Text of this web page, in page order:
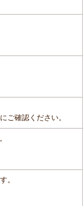
ご確認ください。
。